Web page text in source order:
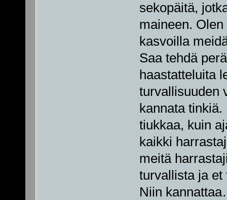
sekopäitä,
maineen.
kasvoilla
Saa tehdä
haastatteluita
turvallisuuden
kannata
tiukkaa, kuin
kaikki
meitä
turvallista ja et
Niin